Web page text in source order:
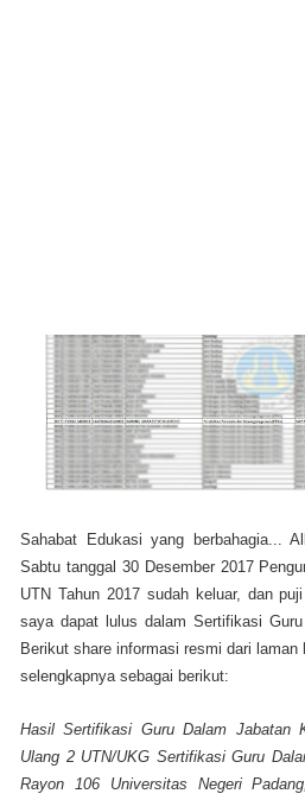
Sahabat Edukasi yang berbahagia...
Sabtu tanggal 30 Desember 2017
UTN Tahun 2017 sudah keluar, dan
saya dapat lulus dalam Sertifikasi
Berikut share informasi resmi dari
selengkapnya sebagai berikut:
Hasil Sertifikasi Guru Dalam Jabatan
Ulang 2 UTN/UKG Sertifikasi Guru
Rayon 106 Universitas Negeri